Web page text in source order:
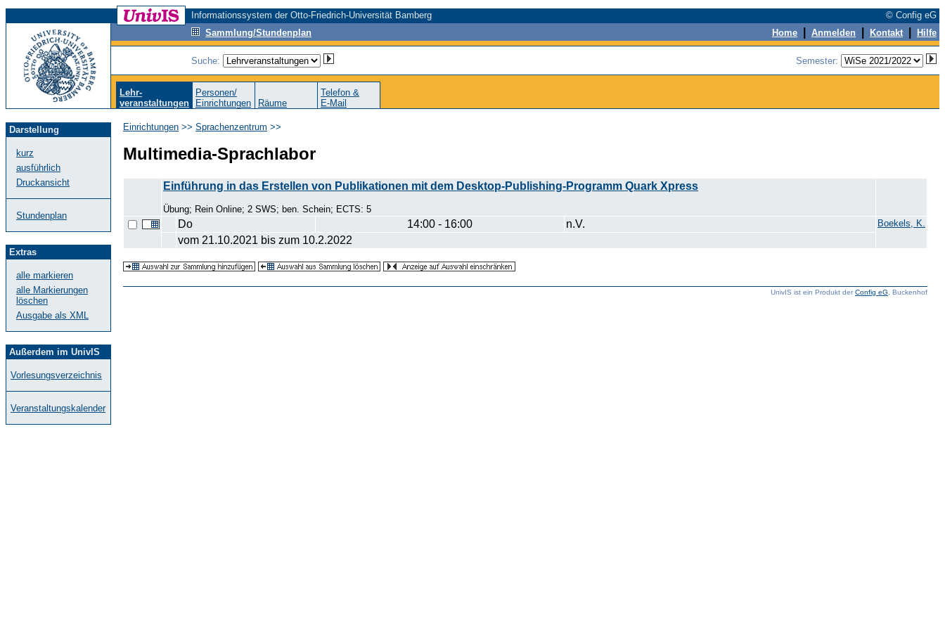
Informationssystem der Otto-Friedrich-Universität Bamberg
© Config eG
Sammlung/Stundenplan
Home Anmelden Kontakt Hilfe
Suche: Semester:
Lehr-
veranstaltungen
Personen/
Einrichtungen
Räume
Telefon &
E-Mail
Darstellung
kurz
ausführlich
Druckansicht
Stundenplan
Extras
alle markieren
alle Markierungen
löschen
Ausgabe als XML
Außerdem im UnivIS
Vorlesungsverzeichnis
Veranstaltungskalender
Einrichtungen >> Sprachenzentrum >>
Multimedia-Sprachlabor
Einführung in das Erstellen von Publikationen mit dem Desktop-Publishing-Programm Quark Xpress
Übung; Rein Online; 2 SWS; ben. Schein; ECTS: 5
Do 14:00 - 16:00 n.V. Boekels, K.
vom 21.10.2021 bis zum 10.2.2022
UnivIS ist ein Produkt derConfig eG , Buckenhof